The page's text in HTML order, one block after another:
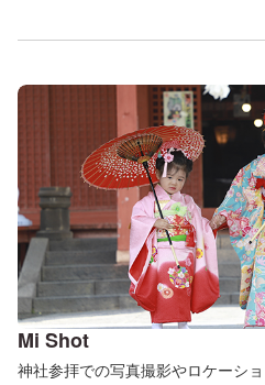
Mi Shot
神社参拝での写真撮影やロケーショ